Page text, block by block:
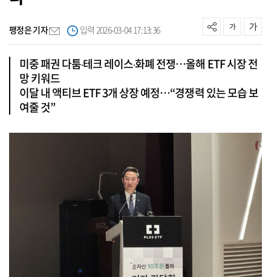
팽정은 기자 입력 2026-03-04 17:13:36
미중 패권 다툼‧테크 레이스‧화폐 전쟁…올해 ETF 시장 전
망 키워드
이달 내 액티브 ETF 3개 상장 예정…“경쟁력 있는 모습 보
여줄 것”